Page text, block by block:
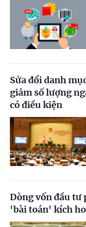
Sửa đổi danh
giảm số lượng
có điều kiện
Dòng vốn đầu tư
'bài toán' kích